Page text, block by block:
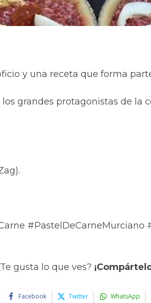
y una receta que forma
grandes protagonistas de la
#PastelDeCarneMurciano
gusta lo que ves?
Facebook Twitter WhatsApp